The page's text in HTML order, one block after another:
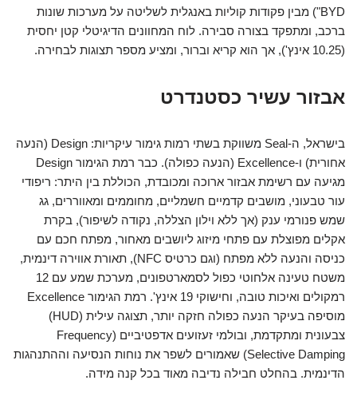
BYD") מבין פקודות קוליות באנגלית לשליטה על מערכות שונות
ברכב, ומתפקד בצורה סבירה. לוח המחוונים הדיגיטלי קטן יחסית
(10.25 אינץ'), אך הוא קריא וברור, ומציע מספר תצוגות לבחירה.
אבזור עשיר כסטנדרט
בישראל, ה-Seal משווקת בשתי רמות גימור עיקריות: Design (הנעה
אחורית) ו-Excellence (הנעה כפולה). כבר רמת הגימור Design
מגיעה עם רשימת אבזור ארוכה ומכובדת, הכוללת בין היתר: ריפודי
עור טבעוני, מושבים קדמיים חשמליים, מחוממים ומאווררים, גג
שמש פנורמי ענק (אך ללא וילון הצללה, נקודה לשיפור), בקרת
אקלים מפוצלת עם פתחי מיזוג ליושבים מאחור, מפתח חכם עם
כניסה והנעה ללא מפתח (וגם כרטיס NFC), תאורת אווירה דינמית,
משטח טעינה אלחוטי כפול לסמארטפונים, מערכת שמע עם 12
רמקולים ואיכות טובה, וחישוקי 19 אינץ'. רמת הגימור Excellence
מוסיפה בעיקר הנעה כפולה חזקה יותר, תצוגה עילית (HUD)
צבעונית ומתקדמת, ובולמי זעזועים אדפטיביים (Frequency
Selective Damping) שאמורים לשפר את נוחות הנסיעה וההתנהגות
הדינמית. בהחלט חבילה נדיבה מאוד בכל קנה מידה.